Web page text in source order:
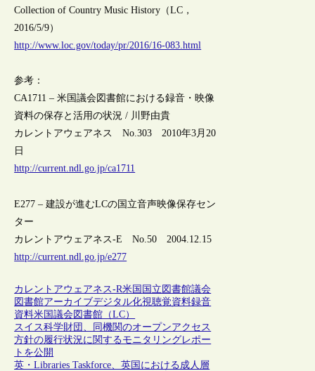
Collection of Country Music History（LC，
2016/5/9）
http://www.loc.gov/today/pr/2016/16-083.html
参考：
CA1711 – 米国議会図書館における録音・映像
資料の保存と活用の状況 / 川野由貴
カレントアウェアネス No.303 2010年3月20
日
http://current.ndl.go.jp/ca1711
E277 – 建設が進むLCの国立音声映像保存セン
ター
カレントアウェアネス-E No.50 2004.12.15
http://current.ndl.go.jp/e277
カレントアウェアネス-R米国 国立図書館議会
図書館アーカイブデジタル化視聴覚資料録音
資料米国議会図書館（LC）
スイス科学財団、同機関のオープンアクセス
方針の履行状況に関するモニタリングレポー
トを公開
英・Libraries Taskforce、英国における成人層